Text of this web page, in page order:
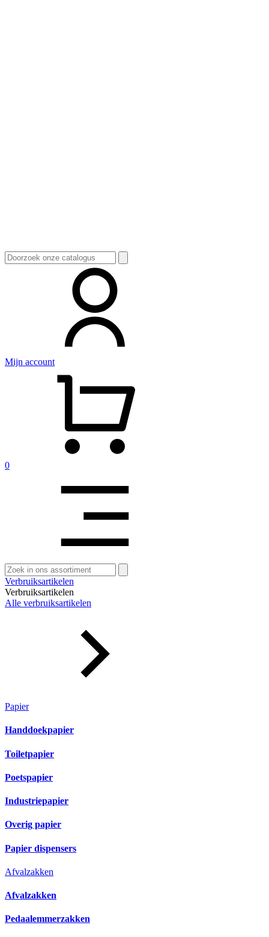
Zoeken
naar:
Mijn account
0
Zoeken
naar:
Verbruiksartikelen
Verbruiksartikelen
Alle verbruiksartikelen
Papier
Handdoekpapier
Toiletpapier
Poetspapier
Industriepapier
Overig papier
Papier dispensers
Afvalzakken
Afvalzakken
Pedaalemmerzakken